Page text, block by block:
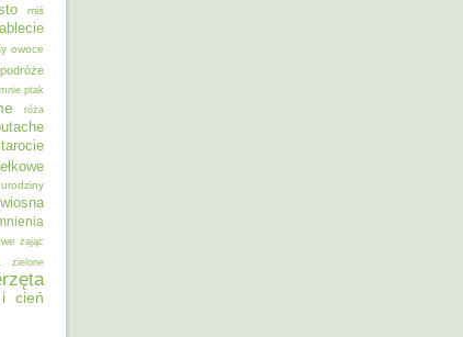
miś
owoce
podróże
ptak
róża
urodziny
wiosna
zając
zielone
i cień